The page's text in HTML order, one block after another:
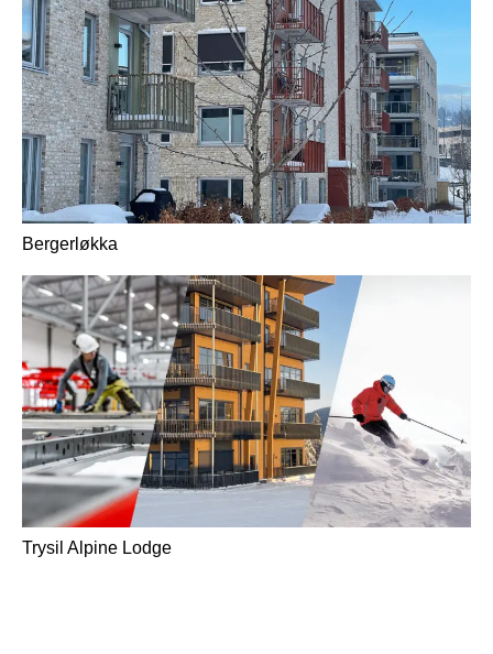
Bergerløkka
Trysil Alpine Lodge